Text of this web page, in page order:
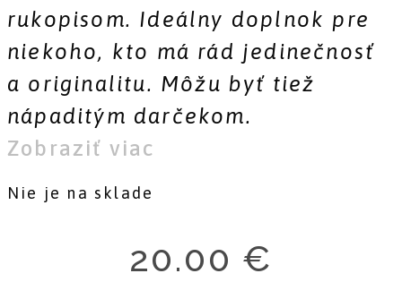
rukopisom. Ideálny doplnok pre
niekoho, kto má rád jedinečnosť
a originalitu. Môžu byť tiež
nápaditým darčekom.
Zobraziť viac
Nie je na sklade
20.00 €